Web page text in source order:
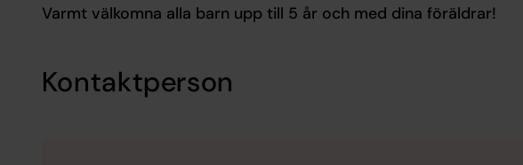
Varmt välkomna alla barn upp till 5 år och med dina föräldrar!
Kontaktperson